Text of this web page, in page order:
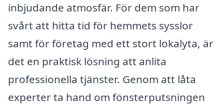
inbjudande atmosfär. För dem som har
svårt att hitta tid för hemmets sysslor
samt för företag med ett stort lokalyta, är
det en praktisk lösning att anlita
professionella tjänster. Genom att låta
experter ta hand om fönsterputsningen